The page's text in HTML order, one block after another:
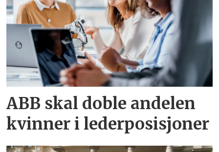
ABB skal doble andelen
kvinner i lederposisjoner